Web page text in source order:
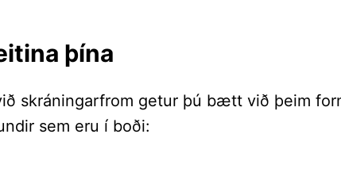
þína
skráningarfrom getur þú bætt við þeim
sem eru í boði: